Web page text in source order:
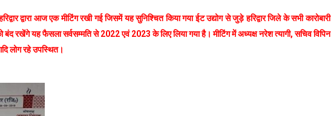
द्वारा आज एक मीटिंग रखी गई जिसमें यह सुनिश्चित किया गया ईट उद्योग से जुड़े हरिद्वार जिले के सभी कारोबारी
रखेंगे यह फैसला सर्वसम्मति से 2022 एवं 2023 के लिए लिया गया है। मीटिंग में अध्यक्ष नरेश त्यागी, सचिव विपिन
लोग रहे उपस्थित।